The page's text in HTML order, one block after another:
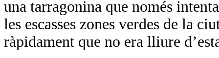
una tarragonina que només
les escasses zones verdes de la
ràpidament que no era lliure